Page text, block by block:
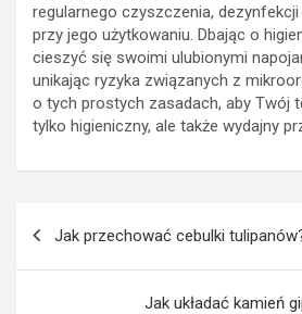
regularnego czyszczenia,
przy jego użytkowaniu. Dbając o
cieszyć się swoimi ulubionymi
unikając ryzyka związanych z
o tych prostych zasadach, aby Twój
tylko higieniczny, ale także wydajny
wpisu
Jak przechować cebulki
Jak układać kamień